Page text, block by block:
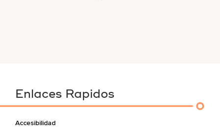
Enlaces Rapidos
Accesibilidad